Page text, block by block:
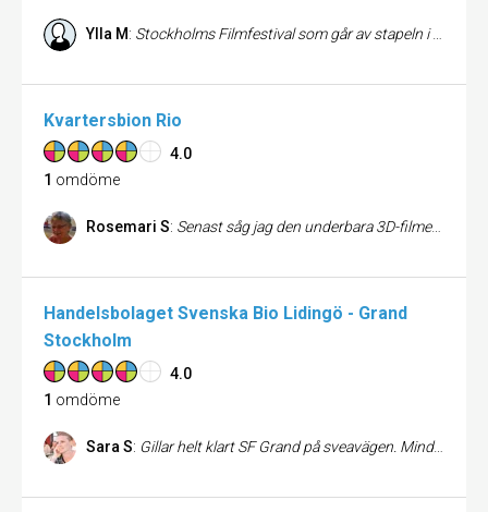
Ylla M: Stockholms Filmfestival som går av stapeln i november varje år är en riktig höjdpunkt för alla oss som älskar film. Här får man se allt som man önskar att SF och de andra jättarna borde visa istället för "Pledge This" och annan skit. De små namnen med de stora filmerna, helt enkelt. Utbudet är brett och stundtals spretigt, hemsidan kan vara svår att navigera och informationen om filmerna är stundtals bristande. Men kvalitén är så hög att det gärna ses mellan fingrarna på. Filmfestivalen är peaken på Stockholms kulturår. Litet minus för att vissa filmer bara visas på dagtid, då man inte har möjlighet att gå om man jobbar 9-5.
Kvartersbion Rio
4.0
1 omdöme
Rosemari S: Senast såg jag den underbara 3D-filmen med U2 där. Det här är bion som ligger i framkant med digitala visningar och alltid har filmer med kvalitet.
Handelsbolaget Svenska Bio Lidingö - Grand
Stockholm
4.0
1 omdöme
Sara S: Gillar helt klart SF Grand på sveavägen. Mindre biograf med en mer genuin känsla. Begränsat utbud av filmer, men publiken är därav mer selekterad och lugnare. Helt ok stolar och benutrymme.